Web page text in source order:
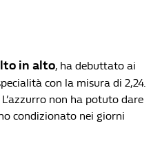
in alto, ha debuttato ai
con la misura di 2,24.
non ha potuto dare
condizionato nei giorni